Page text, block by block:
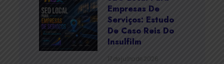
Empresas De
Serviços: Estudo
De Caso Reis Do
Insulfilm
17 de julho de 2026